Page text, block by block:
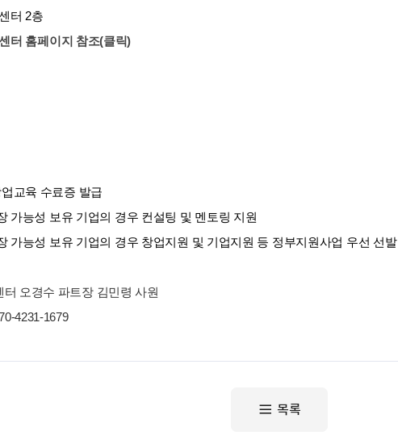
터 2층
터 홈페이지 참조(클릭)
교육 수료증 발급
가능성 보유 기업의 경우 컨설팅 및 멘토링 지원
가능성 보유 기업의 경우 창업지원 및 기업지원 등 정부지원사업 우선 선발
오경수 파트장 김민령 사원
4231-1679
목록